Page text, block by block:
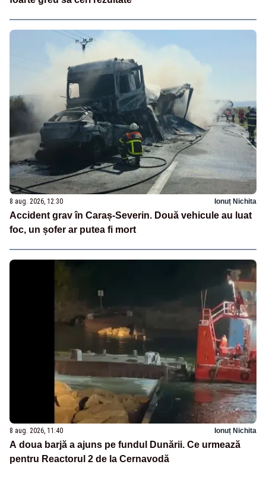
8 aug. 2026, 12:30 Ionuț Nichita
Accident grav în Caraș-Severin. Două vehicule au luat
foc, un șofer ar putea fi mort
8 aug. 2026, 11:40 Ionuț Nichita
A doua barjă a ajuns pe fundul Dunării. Ce urmează
pentru Reactorul 2 de la Cernavodă